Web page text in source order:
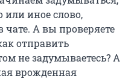
или иное слово,
чате. А вы проверяете
отправить
не задумываетесь? А
врожденная